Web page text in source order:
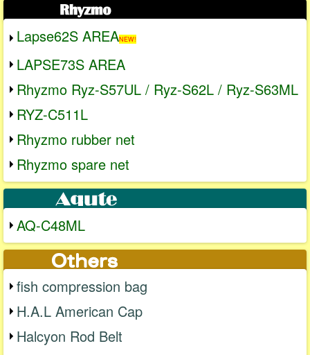
Lapse62S AREANEW!
LAPSE73S AREA
Rhyzmo Ryz-S57UL / Ryz-S62L / Ryz-S63ML
RYZ-C511L
Rhyzmo rubber net
Rhyzmo spare net
AQ-C48ML
fish compression bag
H.A.L American Cap
Halcyon Rod Belt